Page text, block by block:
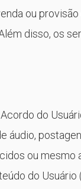
ou
disso, os
do
áudio,
ou mesmo
do Usuário